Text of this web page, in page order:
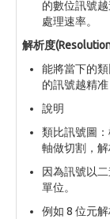
的數位訊號
處理速率。
解析度
能將當下的
的訊號越精
說明
類比訊號圖
軸做切割，解
因為訊號以
單位。
例如 8 位元